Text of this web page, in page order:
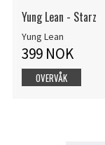
Yung Lean - Starz
Yung Lean
399 NOK
OVERVÅK